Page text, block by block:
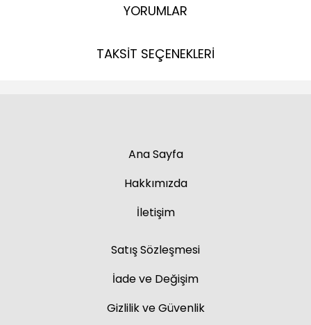
YORUMLAR
TAKSİT SEÇENEKLERİ
Ana Sayfa
Hakkımızda
İletişim
Satış Sözleşmesi
İade ve Değişim
Gizlilik ve Güvenlik